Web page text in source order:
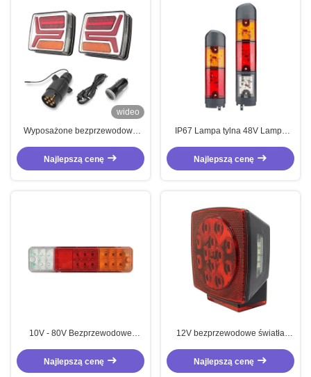
wideo
Wyposażone bezprzewodowe
Najlepszą cenę
IP67 Lampa tylna 48V Lampa
ciężarówki
Najlepszą cenę
10V - 80V Bezprzewodowe
tylne światła przyczepy LED
Najlepszą cenę
12V bezprzewodowe światła
Magnetyczne światła hamulcowe
OEM
Najlepszą cenę